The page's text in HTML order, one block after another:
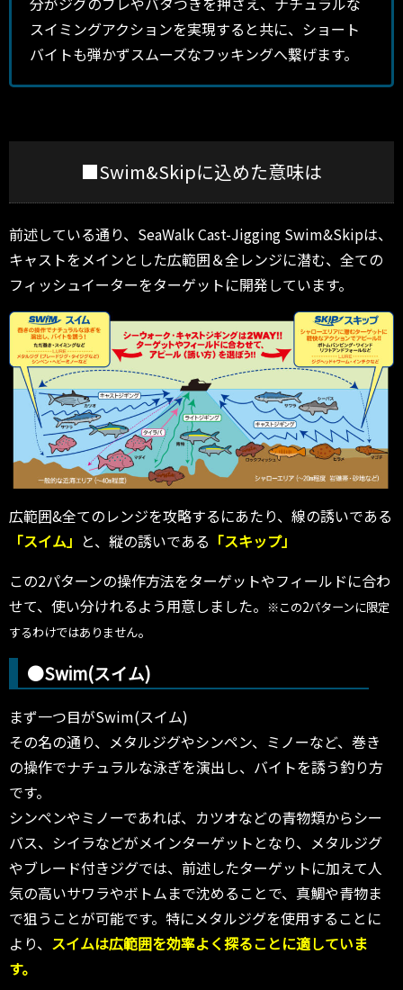
スイミングアクションを実現すると共に、ショート
バイトも弾かずスムーズなフッキングへ繋げます。
■Swim&Skipに込めた意味は
前述している通り、SeaWalk Cast-Jigging Swim&Skipは、
キャストをメインとした広範囲＆全レンジに潜む、全ての
フィッシュイーターをターゲットに開発しています。
広範囲&全てのレンジを攻略するにあたり、線の誘いである
「スイム」 と、縦の誘いである 「スキップ」
この2パターンの操作方法をターゲットやフィールドに合わ
せて、使い分けれるよう用意しました。
※この2パターンに限定
するわけではありません。
●Swim(スイム)
まず一つ目がSwim(スイム)
その名の通り、メタルジグやシンペン、ミノーなど、巻き
の操作でナチュラルな泳ぎを演出し、バイトを誘う釣り方
です。
シンペンやミノーであれば、カツオなどの青物類からシー
バス、シイラなどがメインターゲットとなり、メタルジグ
やブレード付きジグでは、前述したターゲットに加えて人
気の高いサワラやボトムまで沈めることで、真鯛や青物ま
で狙うことが可能です。特にメタルジグを使用することに
より、 スイムは広範囲を効率よく探ることに適していま
す。